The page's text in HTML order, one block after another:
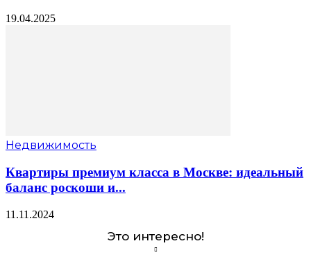
19.04.2025
Недвижимость
Квартиры премиум класса в Москве: идеальный
баланс роскоши и...
11.11.2024
Это интересно!